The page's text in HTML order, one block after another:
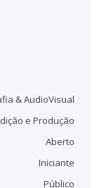
& AudioVisual
e Produção
Aberto
Iniciante
Público